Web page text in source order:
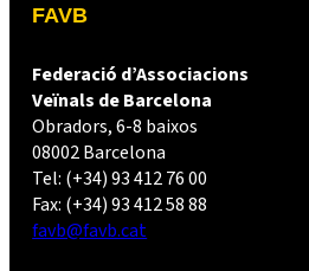
FAVB
Federació d’Associacions
Veïnals de Barcelona
Obradors, 6-8 baixos
08002 Barcelona
Tel: (+34) 93 412 76 00
Fax: (+34) 93 412 58 88
favb@favb.cat